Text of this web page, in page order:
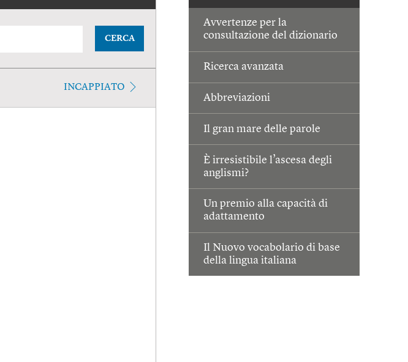
Avvertenze per la
consultazione del dizionario
Ricerca avanzata
Abbreviazioni
Il gran mare delle parole
È irresistibile l’ascesa degli
anglismi?
Un premio alla capacità di
adattamento
Il Nuovo vocabolario di base
della lingua italiana
CERCA
INCAPPIATO